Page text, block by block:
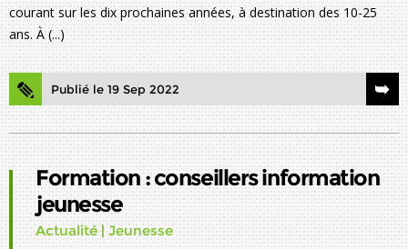
courant sur les dix prochaines années, à destination des 10-25
ans. À (...)
Publié le 19 Sep 2022
Formation : conseillers information
jeunesse
Actualité | Jeunesse